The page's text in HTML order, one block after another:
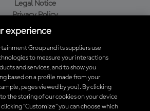
Legal Notice
Privacy Policy
Purchase Policy
aplicativo oficial da MotoGP™
experience
Group and its suppliers use
to measure your interactions
and services, and to show you
based on a profile made from your
pages viewed by you). By clicking
to the storing of our cookies on your device
“Customize” you can choose which